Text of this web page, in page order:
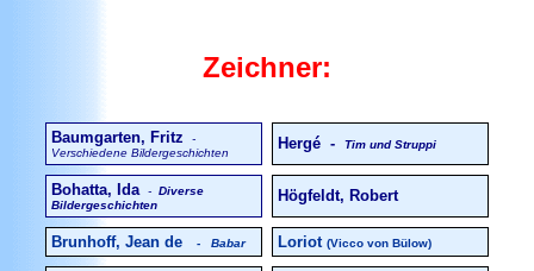
Zeichner:
Baumgarten, Fritz
-
Verschiedene Bildergeschichten
Hergé - Tim und Struppi
Bohatta, Ida - Diverse
Bildergeschichten
Högfeldt, Robert
Brunhoff, Jean de - Babar Loriot (Vicco von Bülow)